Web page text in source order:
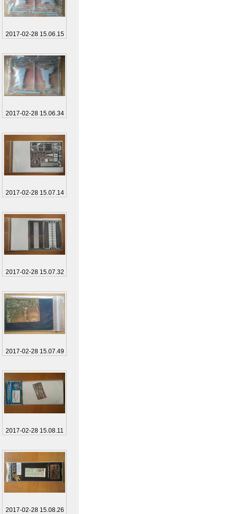
2017-02-28 15.06.15
2017-02-28 15.06.34
2017-02-28 15.07.14
2017-02-28 15.07.32
2017-02-28 15.07.49
2017-02-28 15.08.11
2017-02-28 15.08.26